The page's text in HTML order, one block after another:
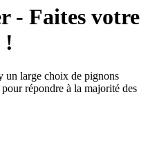
- Faites votre
!
un large choix de pignons
répondre à la majorité des